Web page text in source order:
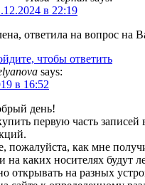
в 22:19
ответила на вопрос на
чтобы ответить
says:
в 16:52
день!
первую часть записей
пожалуйста, как мне
на каких носителях будут
открывать на разных